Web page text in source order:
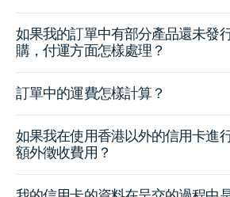
如果我的訂單中有部分產品還未發
購，付運方面怎樣處理？
訂單中的運費怎樣計算？
如果我在使用香港以外的信用卡進
額外徵收費用？